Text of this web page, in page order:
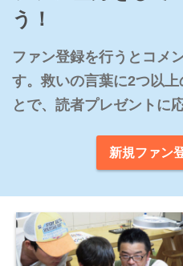
う！
ファン登録を行うとコメ
す。救いの言葉に2つ以
とで、読者プレゼントに
新規ファン